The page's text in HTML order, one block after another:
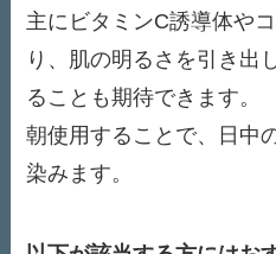
主にビタミンC誘導体や
り、肌の明るさを引き出
ることも期待できます。
朝使用することで、日中
染みます。